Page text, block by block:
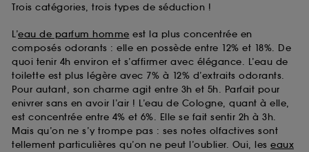
Trois catégories, trois types de séduction !
L’eau de parfum homme est la plus concentrée en
composés odorants : elle en possède entre 12% et 18%. De
quoi tenir 4h environ et s’affirmer avec élégance. L’eau de
toilette est plus légère avec 7% à 12% d’extraits odorants.
Pour autant, son charme agit entre 3h et 5h. Parfait pour
enivrer sans en avoir l’air ! L’eau de Cologne, quant à elle,
est concentrée entre 4% et 6%. Elle se fait sentir 2h à 3h.
Mais qu’on ne s’y trompe pas : ses notes olfactives sont
tellement particulières qu’on ne peut l’oublier. Oui, les eaux